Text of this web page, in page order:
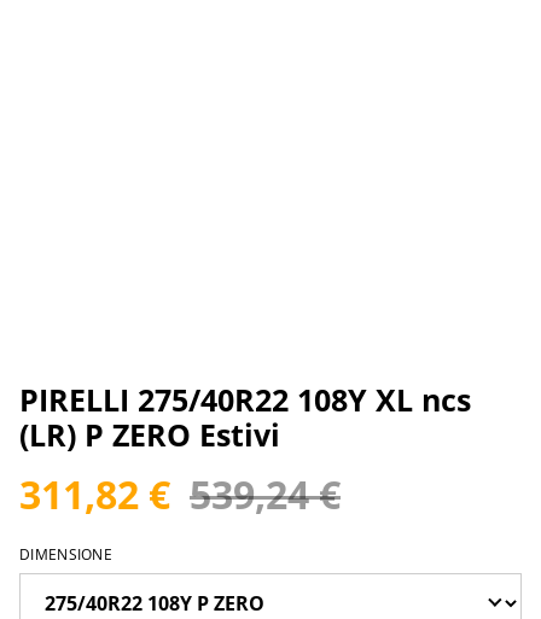
PIRELLI 275/40R22 108Y XL ncs
(LR) P ZERO Estivi
311,82 € 539,24 €
DIMENSIONE